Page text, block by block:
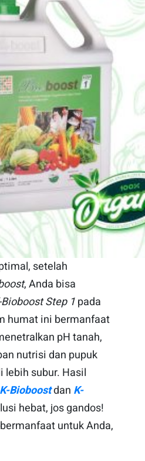
setelah
, Anda bisa
Bioboost Step 1pada
humat ini bermanfaat
pH tanah,
nutrisi dan pupuk
lebih subur. Hasil
K-Bioboostdan K-
hebat, jos gandos!
untuk Anda,